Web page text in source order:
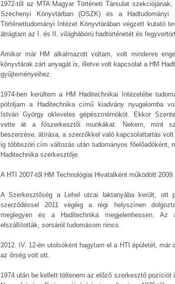
1972-től az MTA Magyar Történeti Társulat
Széchenyi Könyvtárban (OSZK) és a
Történettudományi Intézet Könyvtárában végzett kutató
átrágtam az I. és II. világháború hadtörténetét és
Amikor már HM alkalmazott voltam, volt mindenre
könyvtárak zárt anyagát is, illetve volt kapcsolat a HM
gyűjteményeihez.
1974-ben kerültem a HM Haditechnikai Intézetébe
pótoljam a Haditechnika című kiadvány nyugalomba
István György okleveles gépészmérnököt. Ekkor
vette át a főszerkesztői munkákat. Nekem, mint
beszerzése, átírása, a szerzőkkel való kapcsolattartás
ig többszöri cím változás után tudományos főelőadóként,
Haditechnika szerkesztője.
A HTI 2007-től HM Technológiai Hivatalként működött
A Szerkesztőség a Lehel utcai laktanyába került, ott
szerződéssel 2011 végéig a régi helyszínen
meglegyen és a Haditechnika megjelenhessen. Az
elszállították, sorsáról tudomásom nincs.
2012. IV. 12-én utolsóként hagytam el a HTI épületét, már
az őrség volt ott.
1974 után be kellett töltenem az előző szerkesztő pozíciót